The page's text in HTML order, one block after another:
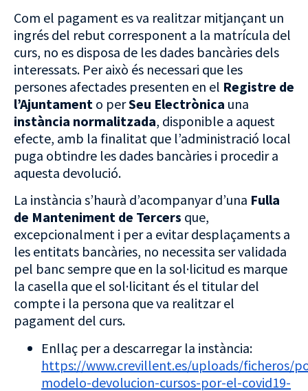
Com el pagament es va realitzar mitjançant un
ingrés del rebut corresponent a la matrícula del
curs, no es disposa de les dades bancàries dels
interessats. Per això és necessari que les
persones afectades presenten en el Registre de
l’Ajuntament o perSeu Electrònica una
instància normalitzada, disponible a aquest
efecte, amb la finalitat que l’administració local
puga obtindre les dades bancàries i procedir a
aquesta devolució.
La instància s’haurà d’acompanyar d’una Fulla
de Manteniment de Tercers que,
excepcionalment i per a evitar desplaçaments a
les entitats bancàries, no necessita ser validada
pel banc sempre que en la sol·licitud es marque
la casella que el sol·licitant és el titular del
compte i la persona que va realitzar el
pagament del curs.
Enllaç per a descarregar la instància:
https://www.crevillent.es/uploads/ficheros/
modelo-devolucion-cursos-por-el-covid19-